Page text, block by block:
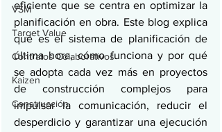
VSM
Target Value
Contratos Colaborativos
Kaizen
Construcción
eficiente que se centra en optimizar la
planificación en obra. Este blog explica
qué es el sistema de planificación de
última hora, cómo funciona y por qué
se adopta cada vez más en proyectos
de construcción complejos para
impulsar la comunicación, reducir el
desperdicio y garantizar una ejecución